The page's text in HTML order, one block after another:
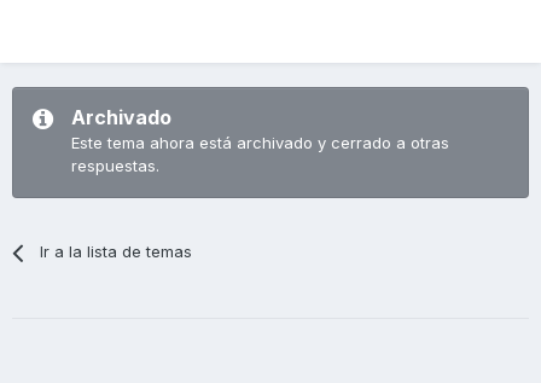
Archivado
Este tema ahora está archivado y cerrado a otras
respuestas.
Ir a la lista de temas